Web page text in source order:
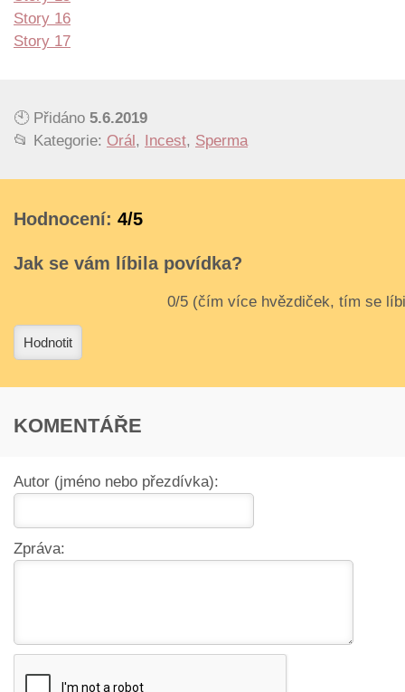
Story 16
Story 17
🕙 Přidáno 5.6.2019
📂 Kategorie: Orál , Incest, Sperma
Hodnocení: 4/5
Jak se vám líbila povídka?
Hodnotit
KOMENTÁŘE
Autor (jméno nebo přezdívka):
Zpráva: